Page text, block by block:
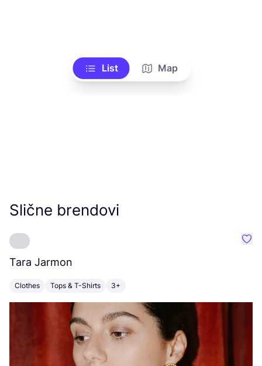
List Map
Slične brendovi
Tara Jarmon
Clothes Tops & T-Shirts 3+